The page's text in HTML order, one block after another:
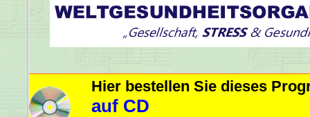
Hier bestellen Sie dieses
auf CD